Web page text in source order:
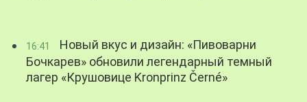
16:41
Новый вкус и дизайн: «Пивоварни
Бочкарев» обновили легендарный темный
лагер «Крушовице Kronprinz Černé»